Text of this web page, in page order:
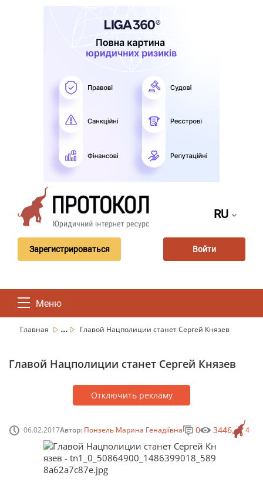
RU
Зарегистрироваться Войти
Меню
Главная ... Главой Нацполиции станет Сергей Князев
Главой Нацполиции станет Сергей Князев
Отключить рекламу
06.02.2017Автор: Понзель Марина Генадіївна 4
0 3446